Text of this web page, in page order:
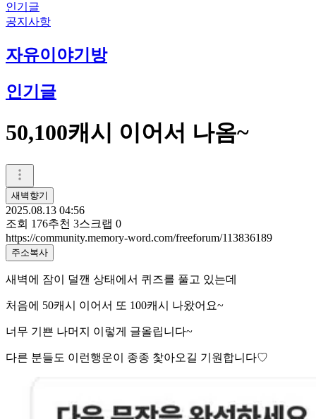
인기글
공지사항
자유이야기방
인기글
50,100캐시 이어서 나옴~
새벽향기
2025.08.13 04:56
조회 176추천 3스크랩 0
https://community.memory-word.com/freeforum/113836189
주소복사
새벽에 잠이 덜깬 상태에서 퀴즈를 풀고 있는데
처음에 50캐시 이어서 또 100캐시 나왔어요~
너무 기쁜 나머지 이렇게 글올립니다~
다른 분들도 이런행운이 종종 찿아오길 기원합니다♡